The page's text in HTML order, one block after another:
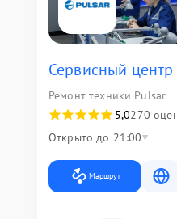
Сервисный центр
Ремонт техники Pulsar
5,0270
Открыто до 21:00
Маршрут